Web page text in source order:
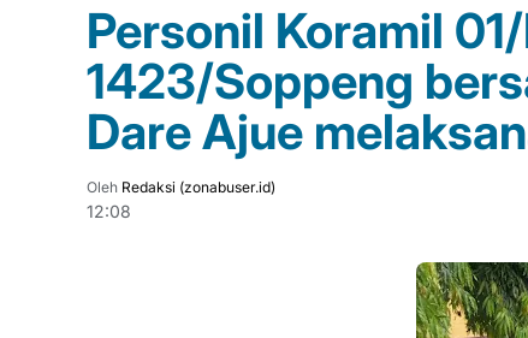
Personil Koramil
1423/Soppeng
Dare Ajue
Oleh Redaksi (zonabuser.id)
12:08